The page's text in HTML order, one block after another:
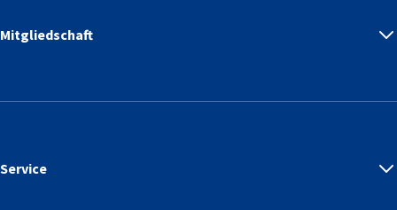
Mitgliedschaft
Service